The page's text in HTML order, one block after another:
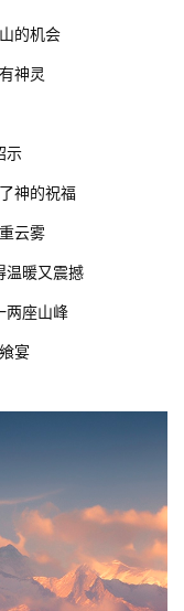
的机会
神灵
示
神的祝福
云雾
温暖又震撼
两座山峰
宴